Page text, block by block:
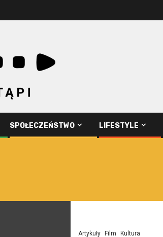
SPOŁECZEŃSTWO LIFESTYLE
Artykuły Film Kultura